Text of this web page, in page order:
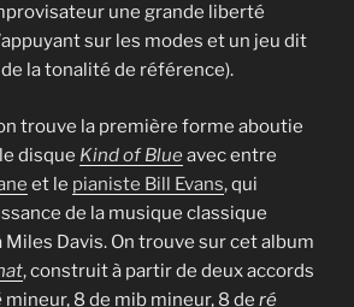
une grande liberté
sur les modes et un jeu dit
la tonalité de référence).
trouve la première forme aboutie
disque Kind of Blueavec entre
et le pianiste Bill Evans, qui
de la musique classique
Miles Davis. On trouve sur cet album
, construit à partir de deux accords
mineur, 8 de mib mineur, 8 de ré